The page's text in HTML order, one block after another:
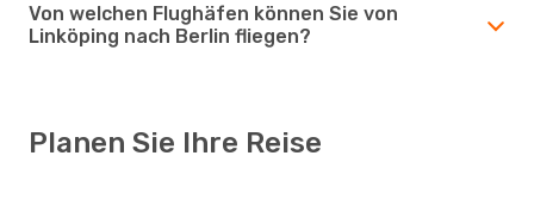
Von welchen Flughäfen können Sie von
Linköping nach Berlin fliegen?
Planen Sie Ihre Reise